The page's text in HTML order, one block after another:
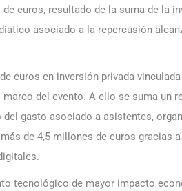
euros, resultado de la suma de la
asociado a la repercusión
euros en inversión privada
del evento. A ello se suma un
gasto asociado a asistentes,
de 4,5 millones de euros gracias
tecnológico de mayor impacto